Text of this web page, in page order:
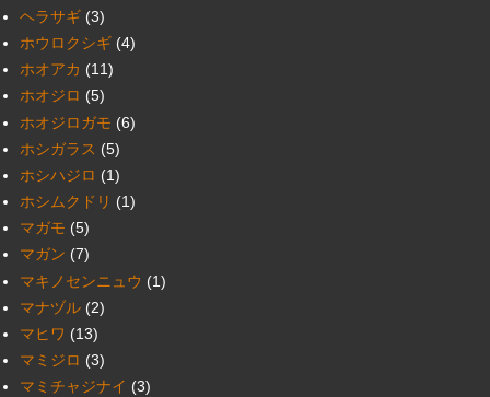
ヘラサギ (3)
ホウロクシギ (4)
ホオアカ (11)
ホオジロ (5)
ホオジロガモ (6)
ホシガラス (5)
ホシハジロ (1)
ホシムクドリ (1)
マガモ (5)
マガン (7)
マキノセンニュウ (1)
マナヅル (2)
マヒワ (13)
マミジロ (3)
マミチャジナイ (3)